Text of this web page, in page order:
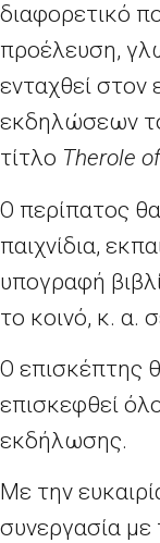
διαφορετικό
προέλευση,
ενταχθεί
εκδηλώσεων
τίτλο Therole of
Ο περίπατος
παιχνίδια,
υπογραφή
το κοινό, κ. α.
Ο επισκέπτης
επισκεφθεί
εκδήλωσης.
Με την
συνεργασία με